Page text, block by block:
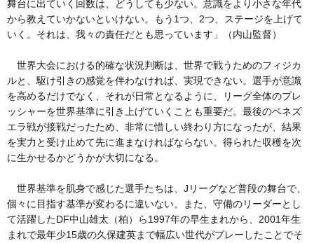
舞台に出ていく回数は、どうしても少ない。意識をより小さな年代
から教えていかないといけない。もう1つ、2つ、ステージを上げて
いく。それは、我々の責任だとも思っています」（内山監督）
世界大会における的確な状況判断は、世界で戦うためのフィジカ
ルと、駆け引きの感覚を伴わなければ、実現できない。選手が意識
を高めるだけでなく、それが日常となるように、リーグ全体のプレ
ッシャーを世界基準に引き上げていくことも重要だ。最後のベネズ
エラ戦が接戦だったため、非常に惜しい終わり方になったが、結果
を実力と受け止めて先に進まなければならない。得られた収穫を次
に生かせるかどうかが大切になる。
世界基準を肌身で感じた選手たちは、Jリーグなど普段の舞台で、
個々に目指す基準が変わるに違いない。また、守備のリーダーとし
て活躍したDF中山雄太（柏）ら1997年の早生まれから、2001年生
まれで最年少15歳の久保建英まで幅広い世代がプレーしたことでそ